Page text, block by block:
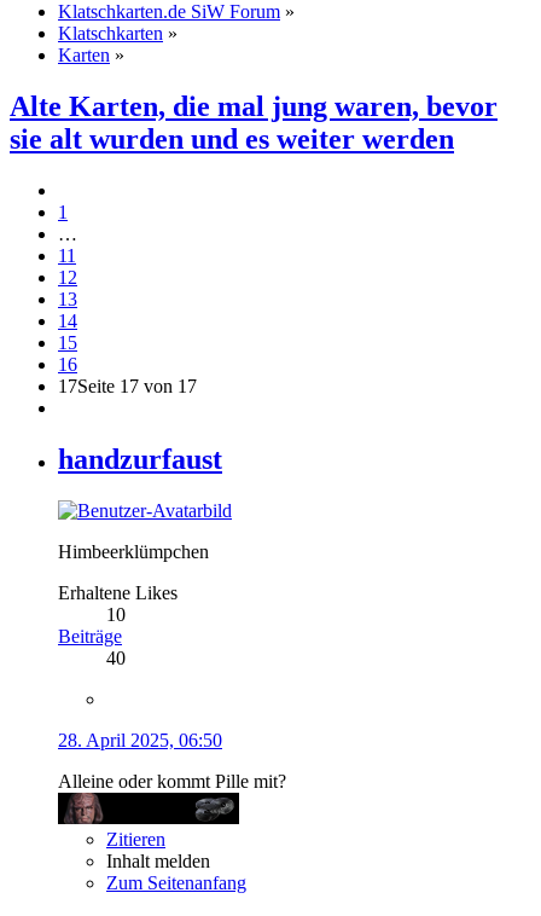
Klatschkarten.de SiW Forum »
Klatschkarten »
Karten »
Alte Karten, die mal jung waren, bevor
sie alt wurden und es weiter werden
1
…
11
12
13
14
15
16
17Seite 17 von 17
handzurfaust
Himbeerklümpchen
Erhaltene Likes
10
Beiträge
40
28. April 2025, 06:50
Alleine oder kommt Pille mit?
Zitieren
Inhalt melden
Zum Seitenanfang